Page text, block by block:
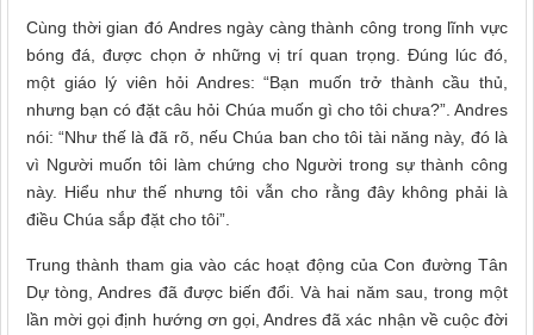
Cùng thời gian đó Andres ngày càng thành công trong lĩnh vực
bóng đá, được chọn ở những vị trí quan trọng. Đúng lúc đó,
một giáo lý viên hỏi Andres: “Bạn muốn trở thành cầu thủ,
nhưng bạn có đặt câu hỏi Chúa muốn gì cho tôi chưa?”. Andres
nói: “Như thế là đã rõ, nếu Chúa ban cho tôi tài năng này, đó là
vì Người muốn tôi làm chứng cho Người trong sự thành công
này. Hiểu như thế nhưng tôi vẫn cho rằng đây không phải là
điều Chúa sắp đặt cho tôi”.
Trung thành tham gia vào các hoạt động của Con đường Tân
Dự tòng, Andres đã được biến đổi. Và hai năm sau, trong một
lần mời gọi định hướng ơn gọi, Andres đã xác nhận về cuộc đời